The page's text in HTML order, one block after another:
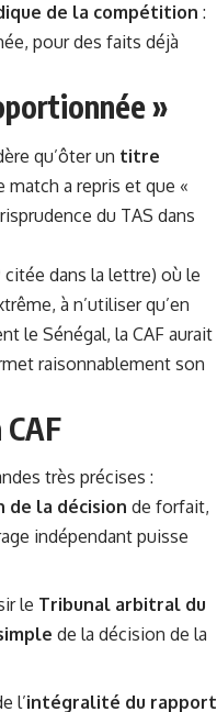
de la compétition :
pour des faits déjà
»
qu’ôter un titre
match a repris et que «
du TAS dans
citée dans la lettre) où le
à n’utiliser qu’en
le Sénégal, la CAF aurait
raisonnablement son
très précises :
de la décision de forfait,
indépendant puisse
le Tribunal arbitral du
de la décision de la
l’intégralité du rapport